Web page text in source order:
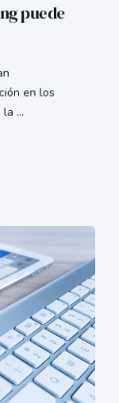
puede
en los
...